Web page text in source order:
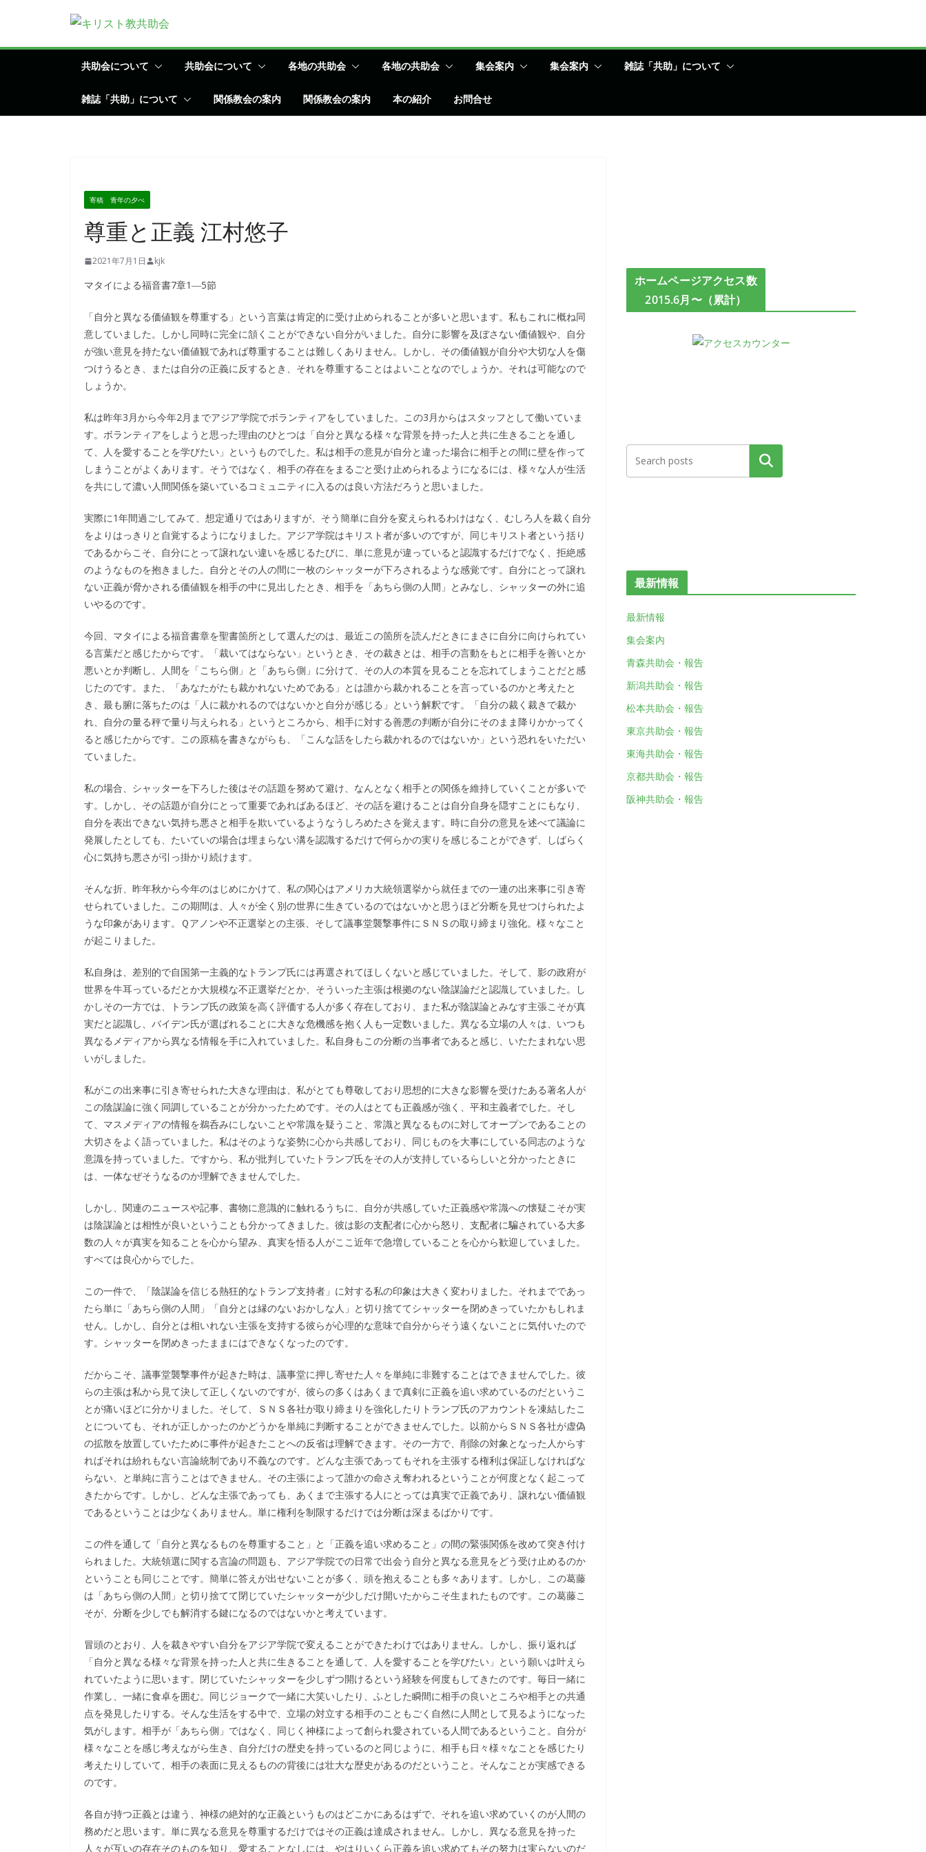
テ
共助会について 共助会について 各地の共助会 各地の共助会 集会案内 集会案内 雑誌「共助」について
雑誌「共助」について 関係教会の案内 関係教会の案内 本の紹介 お問合せ
寄稿 青年の夕べ
尊重と正義 江村悠子
2021年7月1日 kjk
マタイによる福音書7章1―5節
「自分と異なる価値観を尊重する」という言葉は肯定的に受け止められることが多いと思います。私もこれに概ね同
意していました。しかし同時に完全に頷くことができない自分がいました。自分に影響を及ぼさない価値観や、自分
が強い意見を持たない価値観であれば尊重することは難しくありません。しかし、その価値観が自分や大切な人を傷
つけうるとき、または自分の正義に反するとき、それを尊重することはよいことなのでしょうか。それは可能なので
しょうか。
私は昨年3月から今年2月までアジア学院でボランティアをしていました。この3月からはスタッフとして働いていま
す。ボランティアをしようと思った理由のひとつは「自分と異なる様々な背景を持った人と共に生きることを通し
て、人を愛することを学びたい」というものでした。私は相手の意見が自分と違った場合に相手との間に壁を作って
しまうことがよくあります。そうではなく、相手の存在をまるごと受け止められるようになるには、様々な人が生活
を共にして濃い人間関係を築いているコミュニティに入るのは良い方法だろうと思いました。
実際に1年間過ごしてみて、想定通りではありますが、そう簡単に自分を変えられるわけはなく、むしろ人を裁く自分
をよりはっきりと自覚するようになりました。アジア学院はキリスト者が多いのですが、同じキリスト者という括り
であるからこそ、自分にとって譲れない違いを感じるたびに、単に意見が違っていると認識するだけでなく、拒絶感
のようなものを抱きました。自分とその人の間に一枚のシャッターが下ろされるような感覚です。自分にとって譲れ
ない正義が脅かされる価値観を相手の中に見出したとき、相手を「あちら側の人間」とみなし、シャッターの外に追
いやるのです。
今回、マタイによる福音書章を聖書箇所として選んだのは、最近この箇所を読んだときにまさに自分に向けられてい
る言葉だと感じたからです。「裁いてはならない」というとき、その裁きとは、相手の言動をもとに相手を善いとか
悪いとか判断し、人間を「こちら側」と「あちら側」に分けて、その人の本質を見ることを忘れてしまうことだと感
じたのです。また、「あなたがたも裁かれないためである」とは誰から裁かれることを言っているのかと考えたと
き、最も腑に落ちたのは「人に裁かれるのではないかと自分が感じる」という解釈です。「自分の裁く裁きで裁か
れ、自分の量る秤で量り与えられる」というところから、相手に対する善悪の判断が自分にそのまま降りかかってく
ると感じたからです。この原稿を書きながらも、「こんな話をしたら裁かれるのではないか」という恐れをいただい
ていました。
私の場合、シャッターを下ろした後はその話題を努めて避け、なんとなく相手との関係を維持していくことが多いで
す。しかし、その話題が自分にとって重要であればあるほど、その話を避けることは自分自身を隠すことにもなり、
自分を表出できない気持ち悪さと相手を欺いているようなうしろめたさを覚えます。時に自分の意見を述べて議論に
発展したとしても、たいていの場合は埋まらない溝を認識するだけで何らかの実りを感じることができず、しばらく
心に気持ち悪さが引っ掛かり続けます。
そんな折、昨年秋から今年のはじめにかけて、私の関心はアメリカ大統領選挙から就任までの一連の出来事に引き寄
せられていました。この期間は、人々が全く別の世界に生きているのではないかと思うほど分断を見せつけられたよ
うな印象があります。Ｑアノンや不正選挙との主張、そして議事堂襲撃事件にＳＮＳの取り締まり強化。様々なこと
が起こりました。
私自身は、差別的で自国第一主義的なトランプ氏には再選されてほしくないと感じていました。そして、影の政府が
世界を牛耳っているだとか大規模な不正選挙だとか、そういった主張は根拠のない陰謀論だと認識していました。し
かしその一方では、トランプ氏の政策を高く評価する人が多く存在しており、また私が陰謀論とみなす主張こそが真
実だと認識し、バイデン氏が選ばれることに大きな危機感を抱く人も一定数いました。異なる立場の人々は、いつも
異なるメディアから異なる情報を手に入れていました。私自身もこの分断の当事者であると感じ、いたたまれない思
いがしました。
私がこの出来事に引き寄せられた大きな理由は、私がとても尊敬しており思想的に大きな影響を受けたある著名人が
この陰謀論に強く同調していることが分かったためです。その人はとても正義感が強く、平和主義者でした。そし
て、マスメディアの情報を鵜呑みにしないことや常識を疑うこと、常識と異なるものに対してオープンであることの
大切さをよく語っていました。私はそのような姿勢に心から共感しており、同じものを大事にしている同志のような
意識を持っていました。ですから、私が批判していたトランプ氏をその人が支持しているらしいと分かったときに
は、一体なぜそうなるのか理解できませんでした。
しかし、関連のニュースや記事、書物に意識的に触れるうちに、自分が共感していた正義感や常識への懐疑こそが実
は陰謀論とは相性が良いということも分かってきました。彼は影の支配者に心から怒り、支配者に騙されている大多
数の人々が真実を知ることを心から望み、真実を悟る人がここ近年で急増していることを心から歓迎していました。
すべては良心からでした。
この一件で、「陰謀論を信じる熱狂的なトランプ支持者」に対する私の印象は大きく変わりました。それまでであっ
たら単に「あちら側の人間」「自分とは縁のないおかしな人」と切り捨ててシャッターを閉めきっていたかもしれま
せん。しかし、自分とは相いれない主張を支持する彼らが心理的な意味で自分からそう遠くないことに気付いたので
す。シャッターを閉めきったままにはできなくなったのです。
だからこそ、議事堂襲撃事件が起きた時は、議事堂に押し寄せた人々を単純に非難することはできませんでした。彼
らの主張は私から見て決して正しくないのですが、彼らの多くはあくまで真剣に正義を追い求めているのだというこ
とが痛いほどに分かりました。そして、ＳＮＳ各社が取り締まりを強化したりトランプ氏のアカウントを凍結したこ
とについても、それが正しかったのかどうかを単純に判断することができませんでした。以前からＳＮＳ各社が虚偽
の拡散を放置していたために事件が起きたことへの反省は理解できます。その一方で、削除の対象となった人からす
ればそれは紛れもない言論統制であり不義なのです。どんな主張であってもそれを主張する権利は保証しなければな
らない、と単純に言うことはできません。その主張によって誰かの命さえ奪われるということが何度となく起こって
きたからです。しかし、どんな主張であっても、あくまで主張する人にとっては真実で正義であり、譲れない価値観
であるということは少なくありません。単に権利を制限するだけでは分断は深まるばかりです。
この件を通して「自分と異なるものを尊重すること」と「正義を追い求めること」の間の緊張関係を改めて突き付け
られました。大統領選に関する言論の問題も、アジア学院での日常で出会う自分と異なる意見をどう受け止めるのか
ということも同じことです。簡単に答えが出せないことが多く、頭を抱えることも多々あります。しかし、この葛藤
は「あちら側の人間」と切り捨てて閉じていたシャッターが少しだけ開いたからこそ生まれたものです。この葛藤こ
そが、分断を少しでも解消する鍵になるのではないかと考えています。
冒頭のとおり、人を裁きやすい自分をアジア学院で変えることができたわけではありません。しかし、振り返れば
「自分と異なる様々な背景を持った人と共に生きることを通して、人を愛することを学びたい」という願いは叶えら
れていたように思います。閉じていたシャッターを少しずつ開けるという経験を何度もしてきたのです。毎日一緒に
作業し、一緒に食卓を囲む。同じジョークで一緒に大笑いしたり、ふとした瞬間に相手の良いところや相手との共通
点を発見したりする。そんな生活をする中で、立場の対立する相手のこともごく自然に人間として見るようになった
気がします。相手が「あちら側」ではなく、同じく神様によって創られ愛されている人間であるということ。自分が
様々なことを感じ考えながら生き、自分だけの歴史を持っているのと同じように、相手も日々様々なことを感じたり
考えたりしていて、相手の表面に見えるものの背後には壮大な歴史があるのだということ。そんなことが実感できる
のです。
各自が持つ正義とは違う、神様の絶対的な正義というものはどこかにあるはずで、それを追い求めていくのが人間の
務めだと思います。単に異なる意見を尊重するだけではその正義は達成されません。しかし、異なる意見を持った
人々が互いの存在そのものを知り、愛することなしには、やはりいくら正義を追い求めてもその努力は実らないのだ
ホームページアクセス数
2015.6月〜（累計）
検索
最新情報
最新情報
集会案内
青森共助会・報告
新潟共助会・報告
松本共助会・報告
東京共助会・報告
東海共助会・報告
京都共助会・報告
阪神共助会・報告